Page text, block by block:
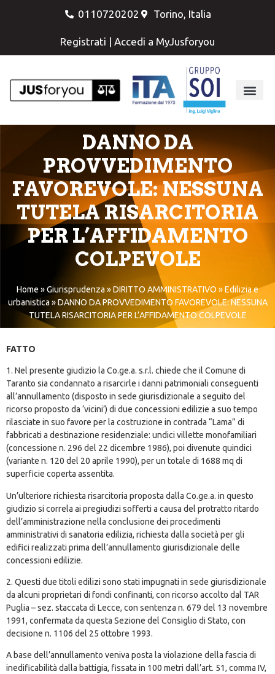
0110720202 Torino, Italia
Registrati | Accedi a MyJusforyou
DANNO DA
PROVVEDIMENTO
FAVOREVOLE: NESSUNA
TUTELA RISARCITORIA
PER L’AFFIDAMENTO
COLPEVOLE
Home »Giurisprudenza »DIRITTO AMMINISTRATIVO »Edilizia e
urbanistica »DANNO DA PROVVEDIMENTO FAVOREVOLE: NESSUNA
TUTELA RISARCITORIA PER L’AFFIDAMENTO COLPEVOLE
FATTO
1. Nel presente giudizio la Co.ge.a. s.r.l. chiede che il Comune di
Taranto sia condannato a risarcirle i danni patrimoniali conseguenti
all’annullamento (disposto in sede giurisdizionale a seguito del
ricorso proposto da ‘vicini’) di due concessioni edilizie a suo tempo
rilasciate in suo favore per la costruzione in contrada “Lama” di
fabbricati a destinazione residenziale: undici villette monofamiliari
(concessione n. 296 del 22 dicembre 1986), poi divenute quindici
(variante n. 120 del 20 aprile 1990), per un totale di 1688 mq di
superficie coperta assentita.
Un’ulteriore richiesta risarcitoria proposta dalla Co.ge.a. in questo
giudizio si correla ai pregiudizi sofferti a causa del protratto ritardo
dell’amministrazione nella conclusione dei procedimenti
amministrativi di sanatoria edilizia, richiesta dalla società per gli
edifici realizzati prima dell’annullamento giurisdizionale delle
concessioni edilizie.
2. Questi due titoli edilizi sono stati impugnati in sede giurisdizionale
da alcuni proprietari di fondi confinanti, con ricorso accolto dal TAR
Puglia – sez. staccata di Lecce, con sentenza n. 679 del 13 novembre
1991, confermata da questa Sezione del Consiglio di Stato, con
decisione n. 1106 del 25 ottobre 1993.
A base dell’annullamento veniva posta la violazione della fascia di
inedificabilità dalla battigia, fissata in 100 metri dall’art. 51, comma IV,